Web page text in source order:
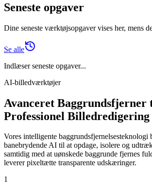
Seneste opgaver
Dine seneste værktøjsopgaver vises her, mens
Se alle
Indlæser seneste opgaver...
AI-billedværktøjer
Avanceret Baggrundsfjerner
Professionel Billedredigering
Vores intelligente baggrundsfjernelsesteknologi
banebrydende AI til at opdage, isolere og
samtidig med at uønskede baggrunde fjernes
leverer pixeltætte transparente udskæringer.
1